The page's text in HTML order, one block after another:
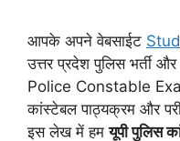
आपके अपने वेबसाईट
उत्तर प्रदेश पुलिस भर्ती
Police Constable
कांस्टेबल पाठ्यक्रम और
इस लेख में हमयूपी पुलिस